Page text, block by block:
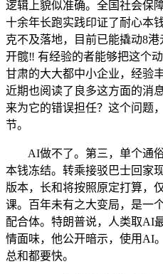
逻辑上貌似准确。全国社会保
十余年长跑实践印证了耐心本
克不及落地，目前已能撬动8
开髋‼️ 有经验的者能够把这个
甘肃的大大都中小企业，经验
近期也阅读了良多这方面的消
来为它的错误担任？这个问题
节。
AI做不了。第三，单个通俗
本钱冻结。转乘接驳巴士回家
版本，长和将按照原定打算，
课。百年未有之大变局，是一
配合体。特朗普说，人类取AI
情面味，他公开暗示，使用AI
总和都要快。